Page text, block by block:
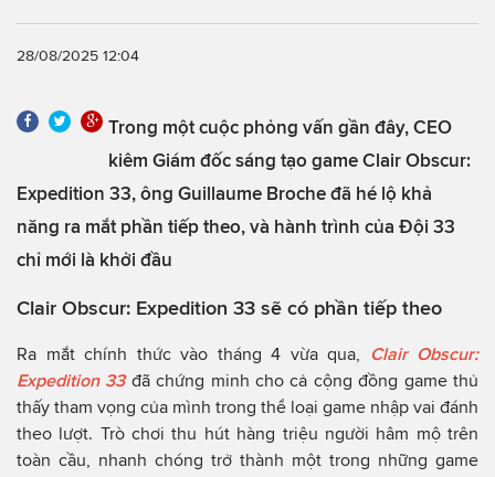
28/08/2025 12:04
Trong một cuộc phỏng vấn gần đây, CEO
kiêm Giám đốc sáng tạo game Clair Obscur:
Expedition 33, ông Guillaume Broche đã hé lộ khả
năng ra mắt phần tiếp theo, và hành trình của Đội 33
chỉ mới là khởi đầu
Clair Obscur: Expedition 33 sẽ có phần tiếp theo
Ra mắt chính thức vào tháng 4 vừa qua, Clair Obscur:
Expedition 33đã chứng minh cho cả cộng đồng game thủ
thấy tham vọng của mình trong thể loại game nhập vai đánh
theo lượt. Trò chơi thu hút hàng triệu người hâm mộ trên
toàn cầu, nhanh chóng trở thành một trong những game